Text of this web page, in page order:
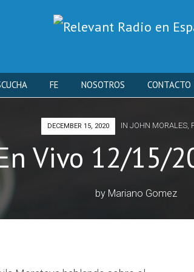
Skip
content
FE NOSOTROS CONTACTO
DECEMBER 15, 2020 IN JOHN MORALES,
Vivo 12/15/
by Mariano Gomez